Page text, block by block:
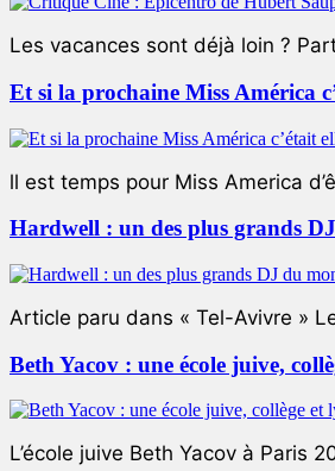
Les vacances sont déjà loin ?
Et si la prochaine Miss América
ll est temps pour Miss America
Hardwell : un des plus grands
Article paru dans « Tel-Avivre »
Beth Yacov : une école juive,
L’école juive Beth Yacov à Paris